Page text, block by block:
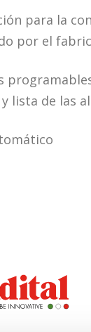
para la
por el
lista de las